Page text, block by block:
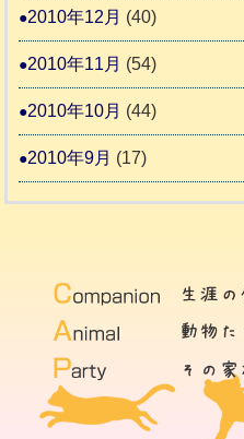
2010年12月 (40)
2010年11月 (54)
2010年10月 (44)
2010年9月 (17)